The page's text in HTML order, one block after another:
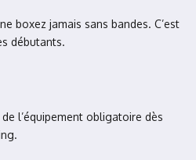
boxez jamais sans bandes. C’est
débutants.
l’équipement obligatoire dès